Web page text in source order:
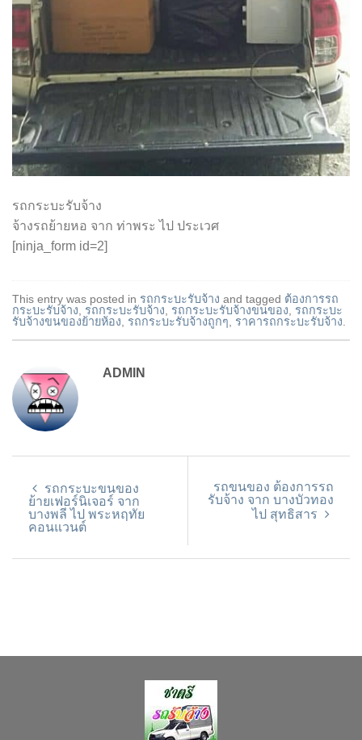
รถกระบะรับจ้าง
จ้างรถย้ายหอ จาก ท่าพระ ไป ประเวศ
[ninja_form id=2]
This entry was posted in รถกระบะรับจ้าง and tagged ต้องการรถ
กระบะรับจ้าง
รถกระบะรับจ้าง รถกระบะรับจ้างขนของ
รถกระบะ
รับจ้างขนของย้ายห้อง
รถกระบะรับจ้างถูกๆ ราคารถกระบะรับจ้าง
ADMIN
รถกระบะขนของ
ย้ายเฟอร์นิเจอร์ จาก
บางพลี ไป พระหฤทัย
คอนแวนต์
รถขนของ ต้องการรถ
รับจ้าง จาก บางบัวทอง
ไป สุทธิสาร